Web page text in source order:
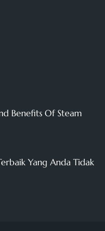
Benefits Of Steam
Yang Anda Tidak